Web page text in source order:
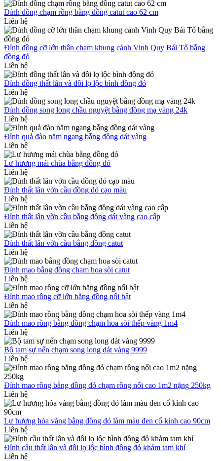
Đỉnh đồng chạm rồng bằng đồng catut cao 62 cm
Liên hệ
Đỉnh đồng cỡ lớn thân chạm khung cảnh Vinh Quy Bái Tổ bằng
đồng đỏ
Liên hệ
Đỉnh đồng thất lân và đôi lọ lộc bình đồng đỏ
Liên hệ
Đỉnh đồng song long chầu nguyệt bằng đồng mạ vàng 24k
Liên hệ
Đỉnh quả đào nằm ngang bằng đồng dát vàng
Liên hệ
Lư hương mái chùa bằng đồng đỏ
Liên hệ
Đỉnh thất lân vờn cầu đồng đỏ cạo màu
Liên hệ
Đỉnh thất lân vờn cầu bằng đồng dát vàng cao cấp
Liên hệ
Đỉnh thất lân vờn cầu bằng đồng catut
Liên hệ
Đỉnh mao bằng đồng chạm hoa sòi catut
Liên hệ
Đỉnh mao rồng cỡ lớn bằng đồng nổi bật
Liên hệ
Đỉnh mao rồng bằng đồng chạm hoa sòi thếp vàng 1m4
Liên hệ
Bộ tam sự nến chạm song long dát vàng 9999
Liên hệ
Đỉnh mao rồng bằng đồng đỏ chạm rồng nổi cao 1m2 nặng 250kg
Liên hệ
Lư hương hóa vàng bằng đồng đỏ làm màu đen cổ kính cao 90cm
Liên hệ
Đỉnh cầu thất lân và đôi lọ lộc bình đồng đỏ khảm tam khí
Liên hệ